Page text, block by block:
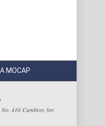
MOCAP
410 Cumbres 3er.